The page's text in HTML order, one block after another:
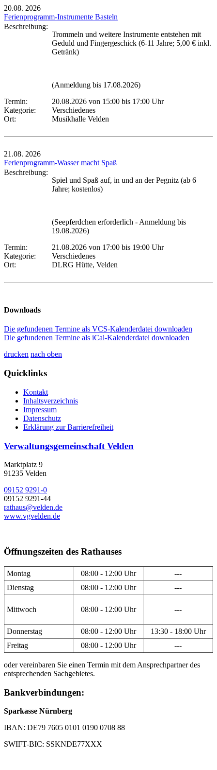
20.08. 2026
Ferienprogramm-Instrumente Basteln
Beschreibung:
Trommeln und weitere Instrumente entstehen mit
Geduld und Fingergeschick (6-11 Jahre; 5,00 € inkl.
Getränk)
(Anmeldung bis 17.08.2026)
Termin:
20.08.2026 von 15:00 bis 17:00 Uhr
Kategorie:
Verschiedenes
Ort:
Musikhalle Velden
21.08. 2026
Ferienprogramm-Wasser macht Spaß
Beschreibung:
Spiel und Spaß auf, in und an der Pegnitz (ab 6
Jahre; kostenlos)
(Seepferdchen erforderlich - Anmeldung bis
19.08.2026)
Termin:
21.08.2026 von 17:00 bis 19:00 Uhr
Kategorie:
Verschiedenes
Ort:
DLRG Hütte, Velden
Downloads
Die gefundenen Termine als VCS-Kalenderdatei downloaden
Die gefundenen Termine als iCal-Kalenderdatei downloaden
drucken nach oben
Quicklinks
Kontakt
Inhaltsverzeichnis
Impressum
Datenschutz
Erklärung zur Barrierefreiheit
Verwaltungsgemeinschaft Velden
Marktplatz 9
91235 Velden
09152 9291-0
09152 9291-44
rathaus@velden.de
www.vgvelden.de
Öffnungszeiten des Rathauses
Montag 08:00 - 12:00 Uhr
---
Dienstag
08:00 - 12:00 Uhr ---
Mittwoch 08:00 - 12:00 Uhr ---
Donnerstag 08:00 - 12:00 Uhr
13:30 - 18:00 Uhr
Freitag
08:00 - 12:00 Uhr ---
oder vereinbaren Sie einen Termin mit dem Ansprechpartner des
entsprechenden Sachgebietes.
Bankverbindungen:
Sparkasse Nürnberg
IBAN: DE79 7605 0101 0190 0708 88
SWIFT-BIC: SSKNDE77XXX